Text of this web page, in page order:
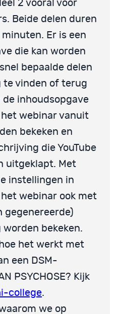
2 vooral voor
Beide delen duren
Er is een
die kan worden
bepaalde delen
te vinden of terug
de inhoudsopgave
webinar vanuit
bekeken en
die YouTube
uitgeklapt. Met
instellingen in
het webinar ook met
gegenereerde)
bekeken.
het werkt met
een DSM-
PSYCHOSE? Kijk
college.
we op